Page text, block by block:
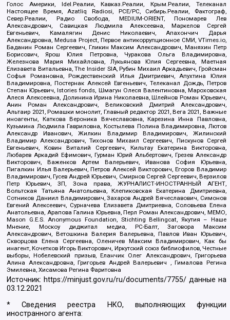
Голос Америки, Idel.Реалии, Кавказ.Реалии, Крым.Реалии, Телеканал
Настоящее Время, Azatliq Radiosi, PCE/PC, Сибирь.Реалии, Фактограф,
Север.Реалии, Радио Свобода, MEDIUM-ORIENT, Пономарев Лев
Александрович, Савицкая Людмила Алексеевна, Маркелов Сергей
Евгеньевич, Камалягин Денис Николаевич, Апахончич Дарья
Александровна, Medusa Project, Первое антикоррупционное СМИ, VTimes.io,
Баданин Роман Сергеевич, Гликин Максим Александрович, Маняхин Петр
Борисович, Ярош Юлия Петровна, Чуракова Ольга Владимировна,
Железнова Мария Михайловна, Лукьянова Юлия Сергеевна, Маетная
Елизавета Витальевна, The Insider SIA, Рубин Михаил Аркадьевич, Гройсман
Софья Романовна, Рождественский Илья Дмитриевич, Апухтина Юлия
Владимировна, Постернак Алексей Евгеньевич, Телеканал Дождь, Петров
Степан Юрьевич, Istories fonds, Шмагун Олеся Валентиновна, Мароховская
Алеся Алексеевна, Долинина Ирина Николаевна, Шлейнов Роман Юрьевич,
Анин Роман Александрович, Великовский Дмитрий Александрович,
Альтаир 2021, Ромашки монолит, Главный редактор 2021, Вега 2021, Важные
иноагенты, Каткова Вероника Вячеславовна, Карезина Инна Павловна,
Кузьмина Людмила Гавриловна, Костылева Полина Владимировна, Лютов
Александр Иванович, Жилкин Владимир Владимирович, Жилинский
Владимир Александрович, Тихонов Михаил Сергеевич, Пискунов Сергей
Евгеньевич, Ковин Виталий Сергеевич, Кильтау Екатерина Викторовна,
Любарев Аркадий Ефимович, Гурман Юрий Альбертович, Грезев Александр
Викторович, Важенков Артем Валерьевич, Иванова София Юрьевна,
Пигалкин Илья Валерьевич, Петров Алексей Викторович, Егоров Владимир
Владимирович, Гусев Андрей Юрьевич, Смирнов Сергей Сергеевич, Верзилов
Петр Юрьевич, ЗП, Зона права, ЖУРНАЛИСТ-ИНОСТРАННЫЙ АГЕНТ,
Вольтская Татьяна Анатольевна, Клепиковская Екатерина Дмитриевна,
Сотников Даниил Владимирович, Захаров Андрей Вячеславович, Симонов
Евгений Алексеевич, Сурначева Елизавета Дмитриевна, Соловьева Елена
Анатольевна, Арапова Галина Юрьевна, Перл Роман Александрович, МЕМО,
Mason G.E.S. Anonymous Foundation, Stichting Bellingcat, Якутия – Наше
Мнение, Москоу диджитал медиа, РС-Балт, Заговора Максим
Александрович, Ветошкина Валерия Валерьевна, Павлов Иван Юрьевич,
Скворцова Елена Сергеевна, Оленичев Максим Владимирович, Как бы
инагент, Кочетков Игорь Викторович, Иркутский союз библиофилов, Честные
выборы, Нобелевский призыв, Еланчик Олег Александрович, Григорьева
Алина Александровна, Григорьев Андрей Валерьевич , Гималова Регина
Эмилевна, Хисамова Регина Фаритовна
Источник: https://minjust.gov.ru/ru/documents/7755/ данные на
03.12.2021
* Сведения реестра НКО, выполняющих функции
иностранного агента: